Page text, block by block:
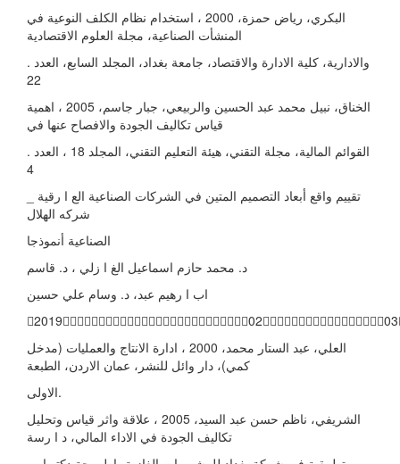
البكري، ریاض حمزة، 2000 ، استخدام نظام الكلف النوعیة في
المنشأت الصناعیة، مجلة العلوم الاقتصادیة
. والاداریة، كلیة الادارة والاقتصاد، جامعة بغداد، المجلد السابع، العدد
22
الخناق، نبیل محمد عبد الحسین والربیعي، جبار جاسم، 2005 ، اهمیة
قیاس تكالیف الجودة والافصاح عنها في
. القوائم المالیة، مجلة التقني، هیئة التعلیم التقني، المجلد 18 ، العدد
4
تقییم واقع أبعاد التصمیم المتین في الشركات الصناعیة الع ا رقیة _
شركه الهلال
الصناعیة أنموذجا
د. محمد حازم اسماعیل الغ ا زلي ، د. قاسم
اب ا رهیم عبد، د. وسام علي حسین
العلي، عبد الستار محمد، 2000 ، ادارة الانتاج والعملیات (مدخل
كمي)، دار وائل للنشر، عمان الاردن، الطبعة
الاولى.
الشریفي، ناظم حسن عبد السید، 2005 ، علاقة واثر قیاس وتحلیل
تكالیف الجودة في الاداء المالي، د ا رسة